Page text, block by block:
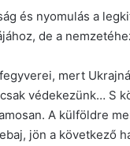
és nyomulás a
de a
mert
védekezünk… S
A külföldre
jön a következő